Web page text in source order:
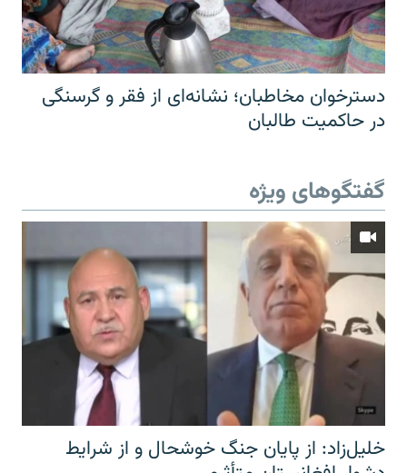
دسترخوان مخاطبان؛ نشانه‌ای از فقر و گرسنگی
در حاکمیت طالبان
گفتگوهای ویژه
خلیل‌زاد: از پایان جنگ خوشحال و از شرایط